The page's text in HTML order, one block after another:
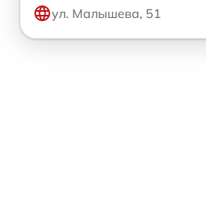
ул. Малышева, 51